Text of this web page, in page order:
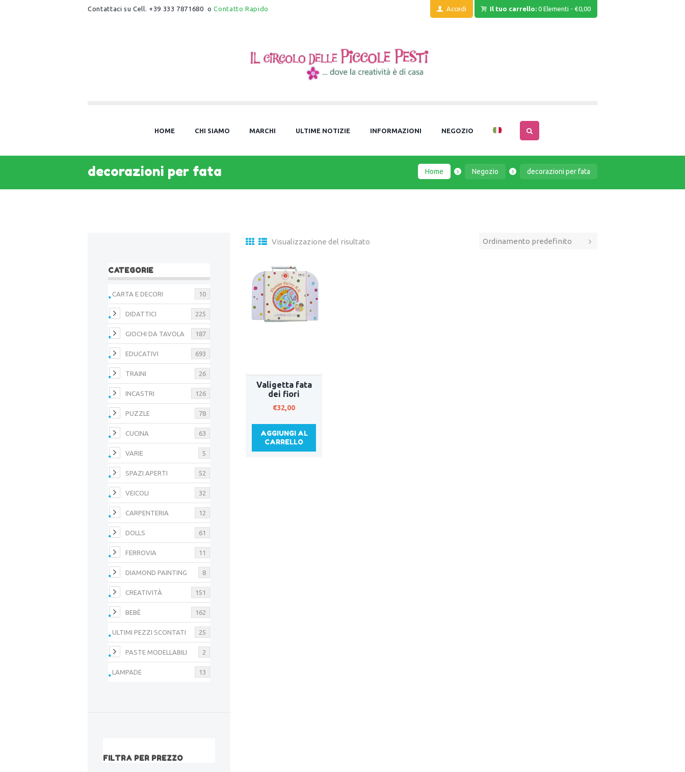
Contattaci su Cell. +39 333 7871680 oContatto Rapido Accedi Il tuo carrello: 0 Elementi -€0,00
HOME CHI SIAMO MARCHI ULTIME NOTIZIE INFORMAZIONI NEGOZIO
decorazioni per fata Home Negozio decorazioni per fata
Visualizzazione del risultato
Valigetta fata
dei fiori
€32,00
AGGIUNGI AL
CARRELLO
CATEGORIE
CARTA E DECORI 10
DIDATTICI 225
GIOCHI DA TAVOLA 187
EDUCATIVI 693
TRAINI 26
INCASTRI 126
PUZZLE 78
CUCINA 63
VARIE 5
SPAZI APERTI 52
VEICOLI 32
CARPENTERIA 12
DOLLS 61
FERROVIA 11
DIAMOND PAINTING 8
CREATIVITÀ 151
BEBÈ 162
ULTIMI PEZZI SCONTATI 25
PASTE MODELLABILI 2
LAMPADE 13
FILTRA PER PREZZO